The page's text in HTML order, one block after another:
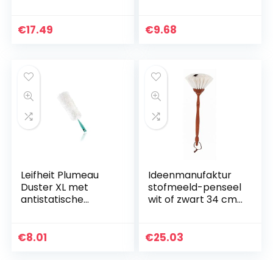
€17.49 €9.68
Leifheit Plumeau
Duster XL met
antistatische
stofwisser, ook
€8.01
Ideenmanufaktur
stofmeeld-penseel
wit of zwart 34 cm
€25.03